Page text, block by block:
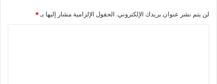
لن يتم نشر عنوان بريدك الإلكتروني. الحقول الإلزامية مشار إليها بـ*